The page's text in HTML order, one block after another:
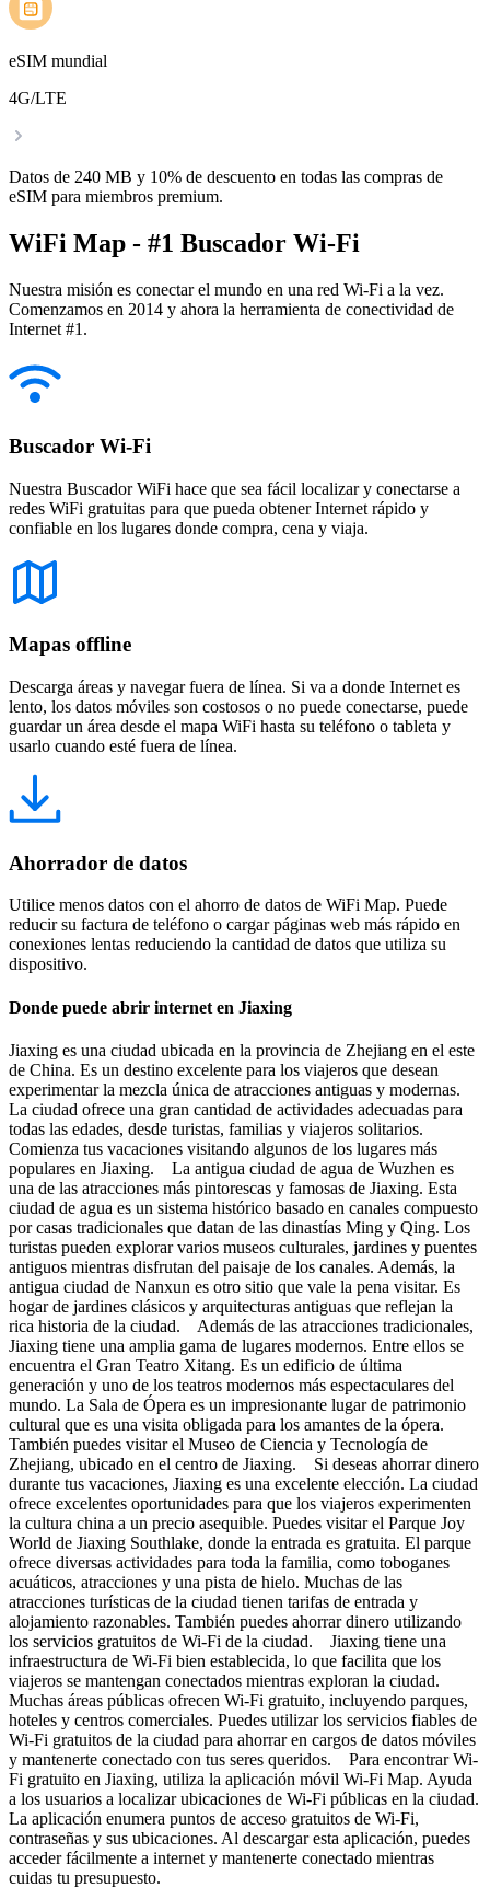
eSIM mundial
4G/LTE
Datos de 240 MB y 10% de descuento en todas las compras de
eSIM para miembros premium.
WiFi Map - #1 Buscador Wi-Fi
Nuestra misión es conectar el mundo en una red Wi-Fi a la vez.
Comenzamos en 2014 y ahora la herramienta de conectividad de
Internet #1.
Buscador Wi-Fi
Nuestra Buscador WiFi hace que sea fácil localizar y conectarse a
redes WiFi gratuitas para que pueda obtener Internet rápido y
confiable en los lugares donde compra, cena y viaja.
Mapas offline
Descarga áreas y navegar fuera de línea. Si va a donde Internet es
lento, los datos móviles son costosos o no puede conectarse, puede
guardar un área desde el mapa WiFi hasta su teléfono o tableta y
usarlo cuando esté fuera de línea.
Ahorrador de datos
Utilice menos datos con el ahorro de datos de WiFi Map. Puede
reducir su factura de teléfono o cargar páginas web más rápido en
conexiones lentas reduciendo la cantidad de datos que utiliza su
dispositivo.
Donde puede abrir internet en Jiaxing
Jiaxing es una ciudad ubicada en la provincia de Zhejiang en el este
de China. Es un destino excelente para los viajeros que desean
experimentar la mezcla única de atracciones antiguas y modernas.
La ciudad ofrece una gran cantidad de actividades adecuadas para
todas las edades, desde turistas, familias y viajeros solitarios.
Comienza tus vacaciones visitando algunos de los lugares más
populares en Jiaxing. La antigua ciudad de agua de Wuzhen es
una de las atracciones más pintorescas y famosas de Jiaxing. Esta
ciudad de agua es un sistema histórico basado en canales compuesto
por casas tradicionales que datan de las dinastías Ming y Qing. Los
turistas pueden explorar varios museos culturales, jardines y puentes
antiguos mientras disfrutan del paisaje de los canales. Además, la
antigua ciudad de Nanxun es otro sitio que vale la pena visitar. Es
hogar de jardines clásicos y arquitecturas antiguas que reflejan la
rica historia de la ciudad. Además de las atracciones tradicionales,
Jiaxing tiene una amplia gama de lugares modernos. Entre ellos se
encuentra el Gran Teatro Xitang. Es un edificio de última
generación y uno de los teatros modernos más espectaculares del
mundo. La Sala de Ópera es un impresionante lugar de patrimonio
cultural que es una visita obligada para los amantes de la ópera.
También puedes visitar el Museo de Ciencia y Tecnología de
Zhejiang, ubicado en el centro de Jiaxing. Si deseas ahorrar dinero
durante tus vacaciones, Jiaxing es una excelente elección. La ciudad
ofrece excelentes oportunidades para que los viajeros experimenten
la cultura china a un precio asequible. Puedes visitar el Parque Joy
World de Jiaxing Southlake, donde la entrada es gratuita. El parque
ofrece diversas actividades para toda la familia, como toboganes
acuáticos, atracciones y una pista de hielo. Muchas de las
atracciones turísticas de la ciudad tienen tarifas de entrada y
alojamiento razonables. También puedes ahorrar dinero utilizando
los servicios gratuitos de Wi-Fi de la ciudad. Jiaxing tiene una
infraestructura de Wi-Fi bien establecida, lo que facilita que los
viajeros se mantengan conectados mientras exploran la ciudad.
Muchas áreas públicas ofrecen Wi-Fi gratuito, incluyendo parques,
hoteles y centros comerciales. Puedes utilizar los servicios fiables de
Wi-Fi gratuitos de la ciudad para ahorrar en cargos de datos móviles
y mantenerte conectado con tus seres queridos. Para encontrar Wi-
Fi gratuito en Jiaxing, utiliza la aplicación móvil Wi-Fi Map. Ayuda
a los usuarios a localizar ubicaciones de Wi-Fi públicas en la ciudad.
La aplicación enumera puntos de acceso gratuitos de Wi-Fi,
contraseñas y sus ubicaciones. Al descargar esta aplicación, puedes
acceder fácilmente a internet y mantenerte conectado mientras
cuidas tu presupuesto.